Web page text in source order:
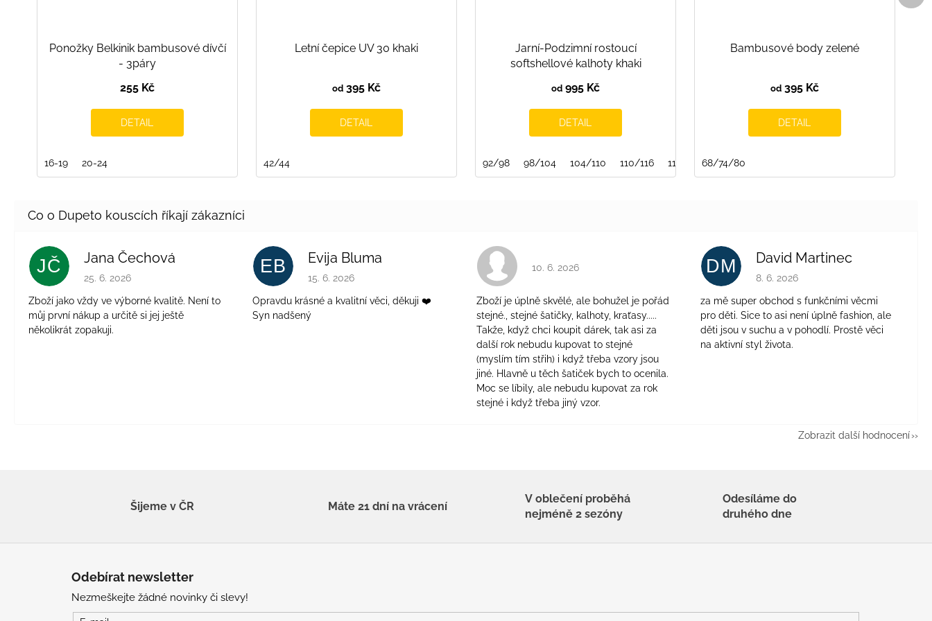
Ponožky Belkinik bambusové dívčí
- 3páry
255 Kč
DETAIL
16-19 20-24
Letní čepice UV 30 khaki
od 395 Kč
DETAIL
42/44
Jarní-Podzimní rostoucí
softshellové kalhoty khaki
od 995 Kč
DETAIL
92/98 98/104 104/110 110/116 116/122 122/128
Bambusové body zelené
od 395 Kč
DETAIL
68/74/80
JČ Jana Čechová
Hodnocení obchodu je 5 z 5 hvězdiček.
25. 6. 2026
Zboží jako vždy ve výborné kvalitě. Není to
můj první nákup a určitě si jej ještě
několikrát zopakuji.
EB Evija Bluma
Hodnocení obchodu je 5 z 5 hvězdiček.
15. 6. 2026
Opravdu krásné a kvalitní věci, děkuji ❤️
Syn nadšený
Hodnocení obchodu je 4 z 5 hvězdiček.
10. 6. 2026
Zboží je úplně skvělé, ale bohužel je pořád
stejné., stejné šatičky, kalhoty, kraťasy.....
Takže, když chci koupit dárek, tak asi za
další rok nebudu kupovat to stejné
(myslím tím střih) i když třeba vzory jsou
jiné. Hlavně u těch šatiček bych to ocenila.
Moc se líbily, ale nebudu kupovat za rok
stejné i když třeba jiný vzor.
DM David Martinec
Hodnocení obchodu je 5 z 5 hvězdiček.
8. 6. 2026
za mě super obchod s funkčními věcmi
pro děti. Sice to asi není úplně fashion, ale
děti jsou v suchu a v pohodlí. Prostě věci
na aktivní styl života.
Zobrazit další hodnocení
Šijeme v ČR Máte 21 dní na vrácení
V oblečení proběhá
nejméně 2 sezóny
Odesíláme do
druhého dne
Odebírat newsletter
Nezmeškejte žádné novinky či slevy!